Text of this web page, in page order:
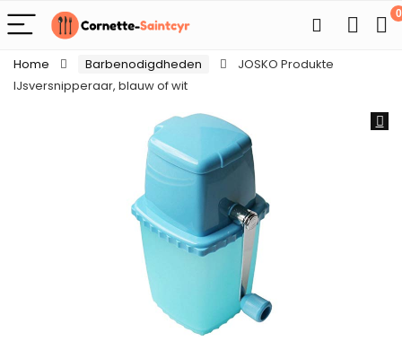
0
Home Barbenodigdheden
JOSKO Produkte
IJsversnipperaar, blauw of wit